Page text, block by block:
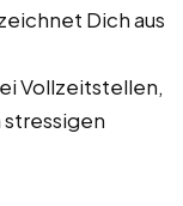
Dich aus
Vollzeitstellen,
stressigen